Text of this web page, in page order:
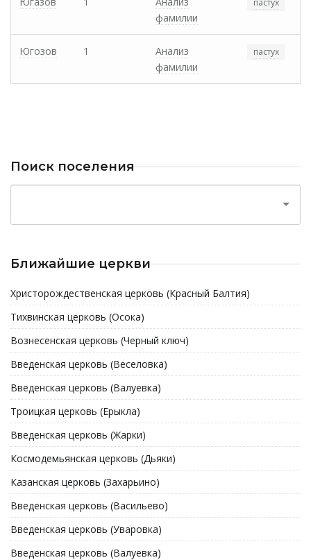
фамилии
Югозов 1
Анализ
фамилии
пастух
Поиск поселения
Ближайшие церкви
Христорождественская церковь (Красный Балтия)
Тихвинская церковь (Осока)
Вознесенская церковь (Черный ключ)
Введенская церковь (Веселовка)
Введенская церковь (Валуевка)
Троицкая церковь (Ерыкла)
Введенская церковь (Жарки)
Космодемьянская церковь (Дьяки)
Казанская церковь (Захарьино)
Введенская церковь (Васильево)
Введенская церковь (Уваровка)
Введенская церковь (Валуевка)